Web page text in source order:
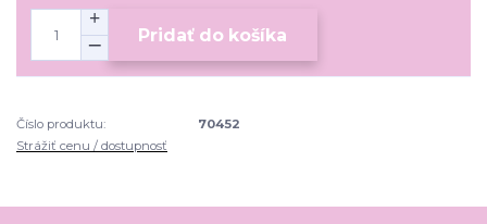
Pridať do košíka
Číslo produktu:
70452
Strážiť cenu / dostupnosť